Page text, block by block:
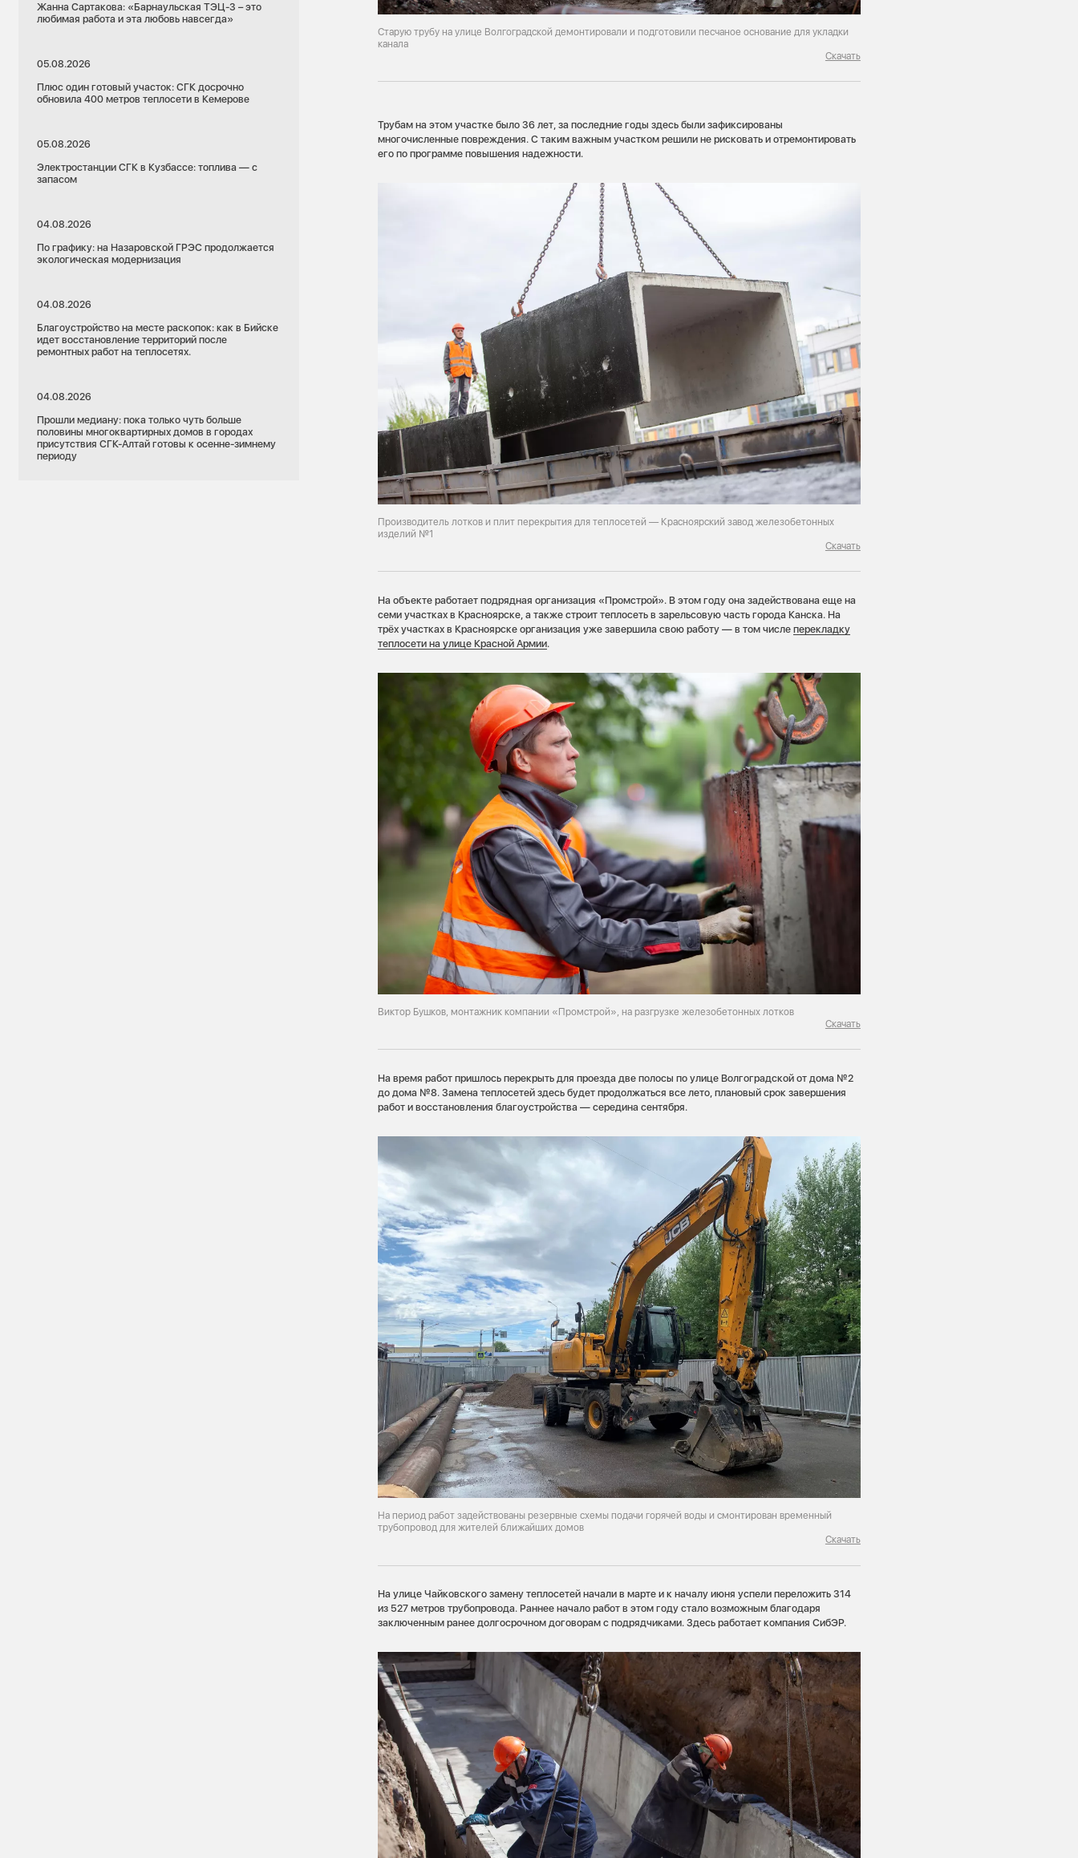
Жанна Сартакова: «Барнаульская ТЭЦ-3 – это
любимая работа и эта любовь навсегда»
05.08.2026
Плюс один готовый участок: СГК досрочно
обновила 400 метров теплосети в Кемерове
05.08.2026
Электростанции СГК в Кузбассе: топлива — с
запасом
04.08.2026
По графику: на Назаровской ГРЭС продолжается
экологическая модернизация
04.08.2026
Благоустройство на месте раскопок: как в Бийске
идет восстановление территорий после
ремонтных работ на теплосетях.
04.08.2026
Прошли медиану: пока только чуть больше
половины многоквартирных домов в городах
присутствия СГК-Алтай готовы к осенне-зимнему
периоду
Старую трубу на улице Волгоградской демонтировали и подготовили песчаное основание для укладки
канала
Скачать
Трубам на этом участке было 36 лет, за последние годы здесь были зафиксированы
многочисленные повреждения. С таким важным участком решили не рисковать и отремонтировать
его по программе повышения надежности.
Производитель лотков и плит перекрытия для теплосетей — Красноярский завод железобетонных
изделий №1
Скачать
На объекте работает подрядная организация «Промстрой». В этом году она задействована еще на
семи участках в Красноярске, а также строит теплосеть в зарельсовую часть города Канска. На
трёх участках в Красноярске организация уже завершила свою работу — в том числеперекладку
теплосети на улице Красной Армии.
Виктор Бушков, монтажник компании «Промстрой», на разгрузке железобетонных лотков
Скачать
На время работ пришлось перекрыть для проезда две полосы по улице Волгоградской от дома №2
до дома №8. Замена теплосетей здесь будет продолжаться все лето, плановый срок завершения
работ и восстановления благоустройства — середина сентября.
На период работ задействованы резервные схемы подачи горячей воды и смонтирован временный
трубопровод для жителей ближайших домов
Скачать
На улице Чайковского замену теплосетей начали в марте и к началу июня успели переложить 314
из 527 метров трубопровода. Раннее начало работ в этом году стало возможным благодаря
заключенным ранее долгосрочном договорам с подрядчиками. Здесь работает компания СибЭР.